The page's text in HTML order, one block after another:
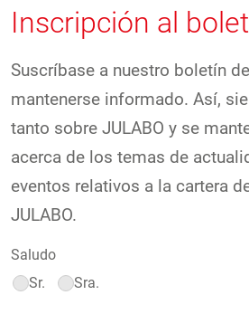
Inscripción al
Suscríbase a nuestro boletín
mantenerse informado. Así,
tanto sobre JULABO y se
acerca de los temas de
eventos relativos a la cartera
JULABO.
Saludo
Sr.
Sra.